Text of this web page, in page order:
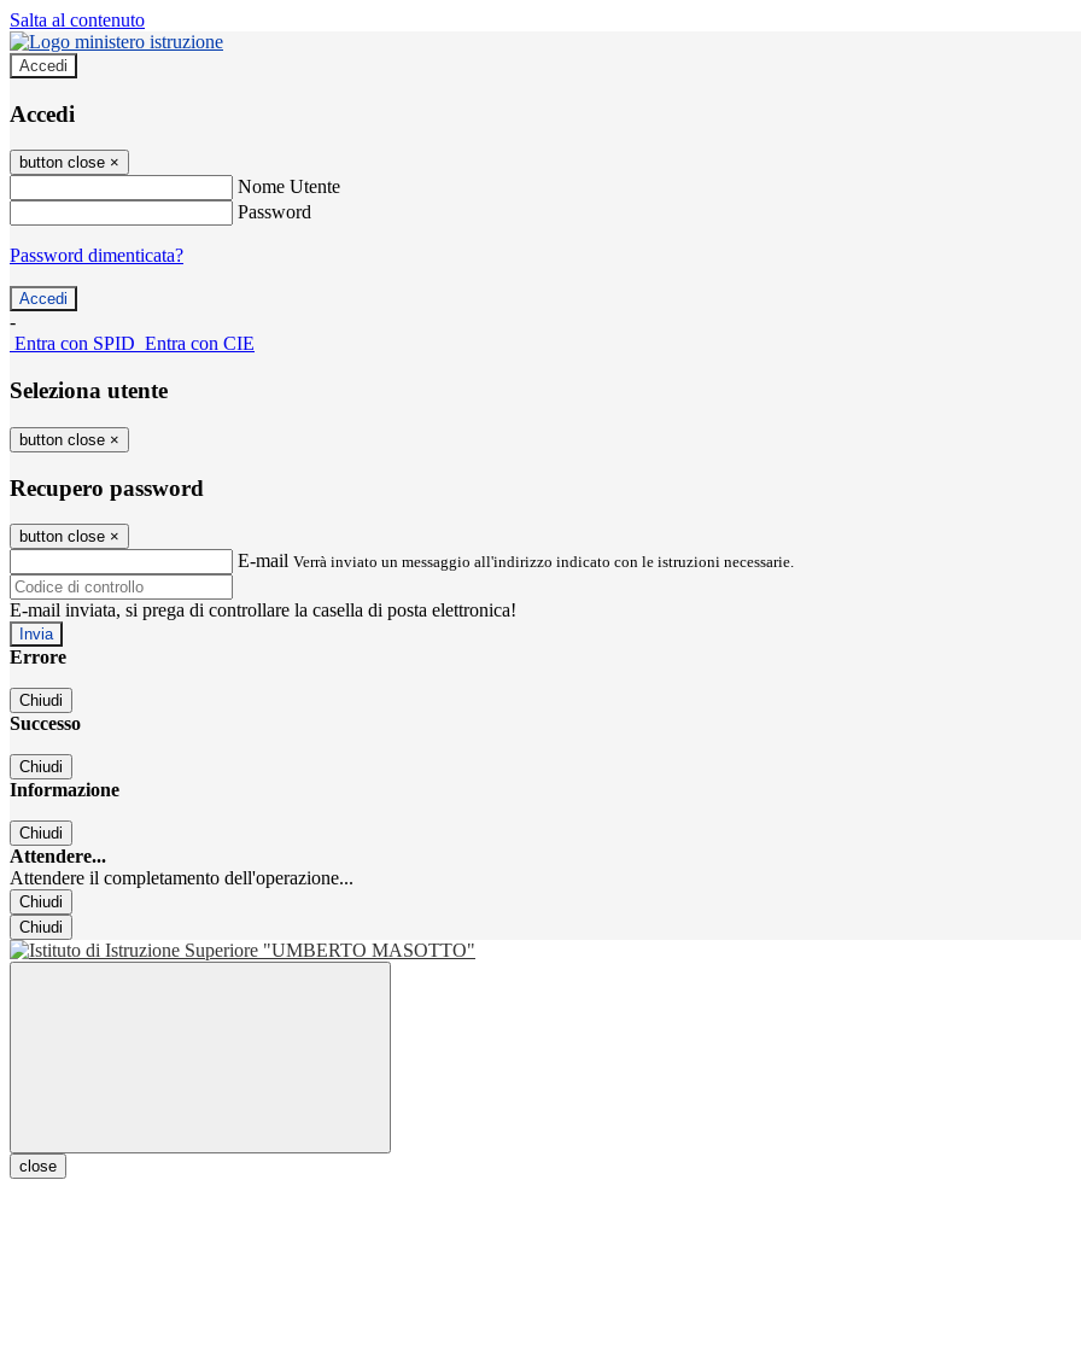
Salta al contenuto
Accedi
Accedi
button close ×
Nome Utente
Password
Password dimenticata?
-
Entra con SPID Entra con CIE
Seleziona utente
button close ×
Recupero password
button close ×
E-mail Verrà inviato un messaggio all'indirizzo indicato con le istruzioni necessarie.
E-mail inviata, si prega di controllare la casella di posta elettronica!
Errore
Chiudi
Successo
Chiudi
Informazione
Chiudi
Attendere...
Attendere il completamento dell'operazione...
Chiudi
Chiudi
close